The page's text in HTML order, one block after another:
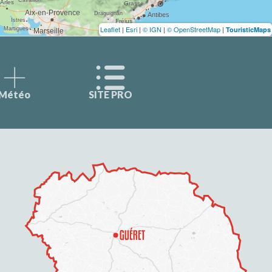
Leaflet | Esri | © IGN | © OpenStreetMap | TouristicMaps
SITE PRO